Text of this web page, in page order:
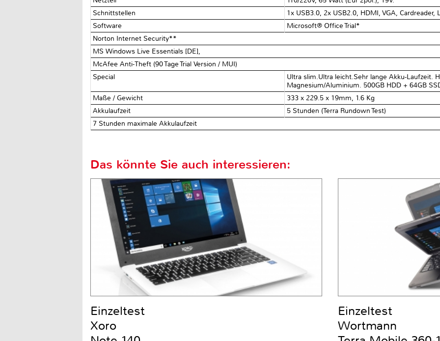
Schnittstellen
1x USB3.0, 2x USB2.0, HDMI, VGA,
Software
Microsoft® Office Trial*
Norton Internet Security**
MS Windows Live Essentials [DE],
McAfee Anti-Theft (90 Tage Trial Version / MUI)
Special
Ultra slim.Ultra leicht.Sehr lange Akku-Laufzeit.
Magnesium/Aluminium. 500GB HDD + 64GB
Maße / Gewicht
333 x 229.5 x 19mm, 1.6 Kg
Akkulaufzeit
5 Stunden (Terra Rundown Test)
7 Stunden maximale Akkulaufzeit
Das könnte Sie auch interessieren:
Einzeltest
Xoro
Einzeltest
Wortmann